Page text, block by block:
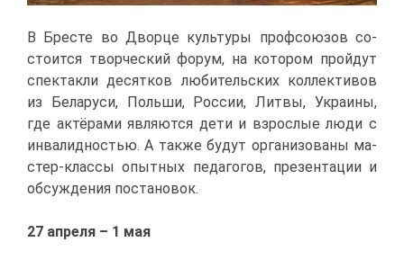
В Бре­сте во Двор­це куль­ту­ры проф­со­ю­зов со­
сто­ит­ся твор­че­ский фо­рум, на ко­то­ром прой­дут
спек­так­ли де­сят­ков лю­би­тель­ских кол­лек­ти­вов
из Бе­ла­ру­си, Поль­ши, Рос­сии, Лит­вы, Укра­и­ны,
где ак­тё­ра­ми яв­ля­ют­ся де­ти и взрос­лые лю­ди с
ин­ва­лид­но­стью. А та­к­же бу­дут ор­га­ни­зо­ва­ны ма­
стер-клас­сы опыт­ных пе­да­го­гов, пре­зен­та­ции и
об­суж­де­ния по­ста­но­вок.
27 ап­ре­ля – 1 мая